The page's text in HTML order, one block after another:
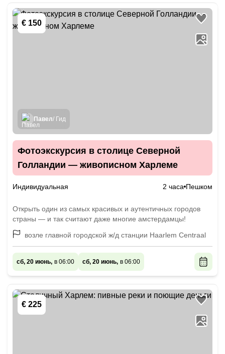
€ 150
Павел/ Гид
Фотоэкскурсия в столице Северной
Голландии — живописном Харлеме
Индивидуальная 2 часа Пешком
Открыть один из самых красивых и аутентичных городов
страны — и так считают даже многие амстердамцы!
возле главной городской ж/д станции Haarlem Centraal
сб, 20 июнь, в 06:00 сб, 20 июнь, в 06:00
€ 225